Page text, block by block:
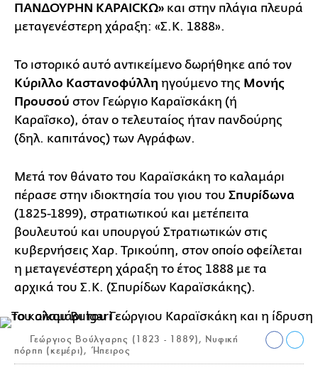
ΠΑΝΔΟΥΡΗΝ ΚΑΡΑΙCΚΩ» και στην πλάγια πλευρά
μεταγενέστερη χάραξη: «Σ.Κ. 1888».
Το ιστορικό αυτό αντικείμενο δωρήθηκε από τον
Κύριλλο Καστανοφύλλη ηγούμενο της Μονής
Προυσού στον Γεώργιο Καραϊσκάκη (ή
Καραΐσκο), όταν ο τελευταίος ήταν πανδούρης
(δηλ. καπιτάνος) των Αγράφων.
Μετά τον θάνατο του Καραϊσκάκη το καλαμάρι
πέρασε στην ιδιοκτησία του γιου του Σπυρίδωνα
(1825-1899), στρατιωτικού και μετέπειτα
βουλευτού και υπουργού Στρατιωτικών στις
κυβερνήσεις Χαρ. Τρικούπη, στον οποίο οφείλεται
η μεταγενέστερη χάραξη το έτος 1888 με τα
αρχικά του Σ.Κ. (Σπυρίδων Καραϊσκάκης).
Γεώργιος Βούλγαρης (1823 - 1889), Νυφική
πόρπη (κεμέρι), Ήπειρος